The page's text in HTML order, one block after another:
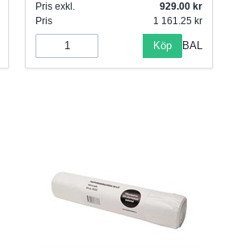
Pris exkl.
929.00
Pris
1 161.25
Köp BAL